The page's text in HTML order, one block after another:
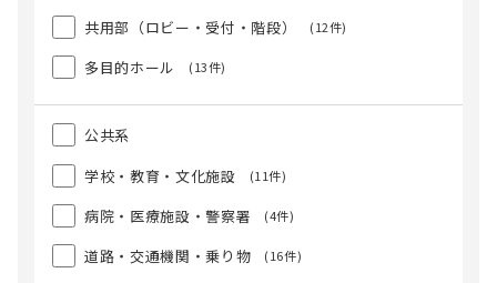
共用部（ロビー・受付・階段） (12件)
多目的ホール (13件)
公共系
学校・教育・文化施設
(11件)
病院・医療施設・警察署 (4件)
道路・交通機関・乗り物 (16件)